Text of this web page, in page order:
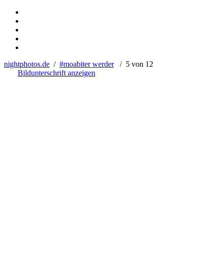
nightphotos.de / #moabiter werder/ 5 von 12
Bildunterschrift anzeigen